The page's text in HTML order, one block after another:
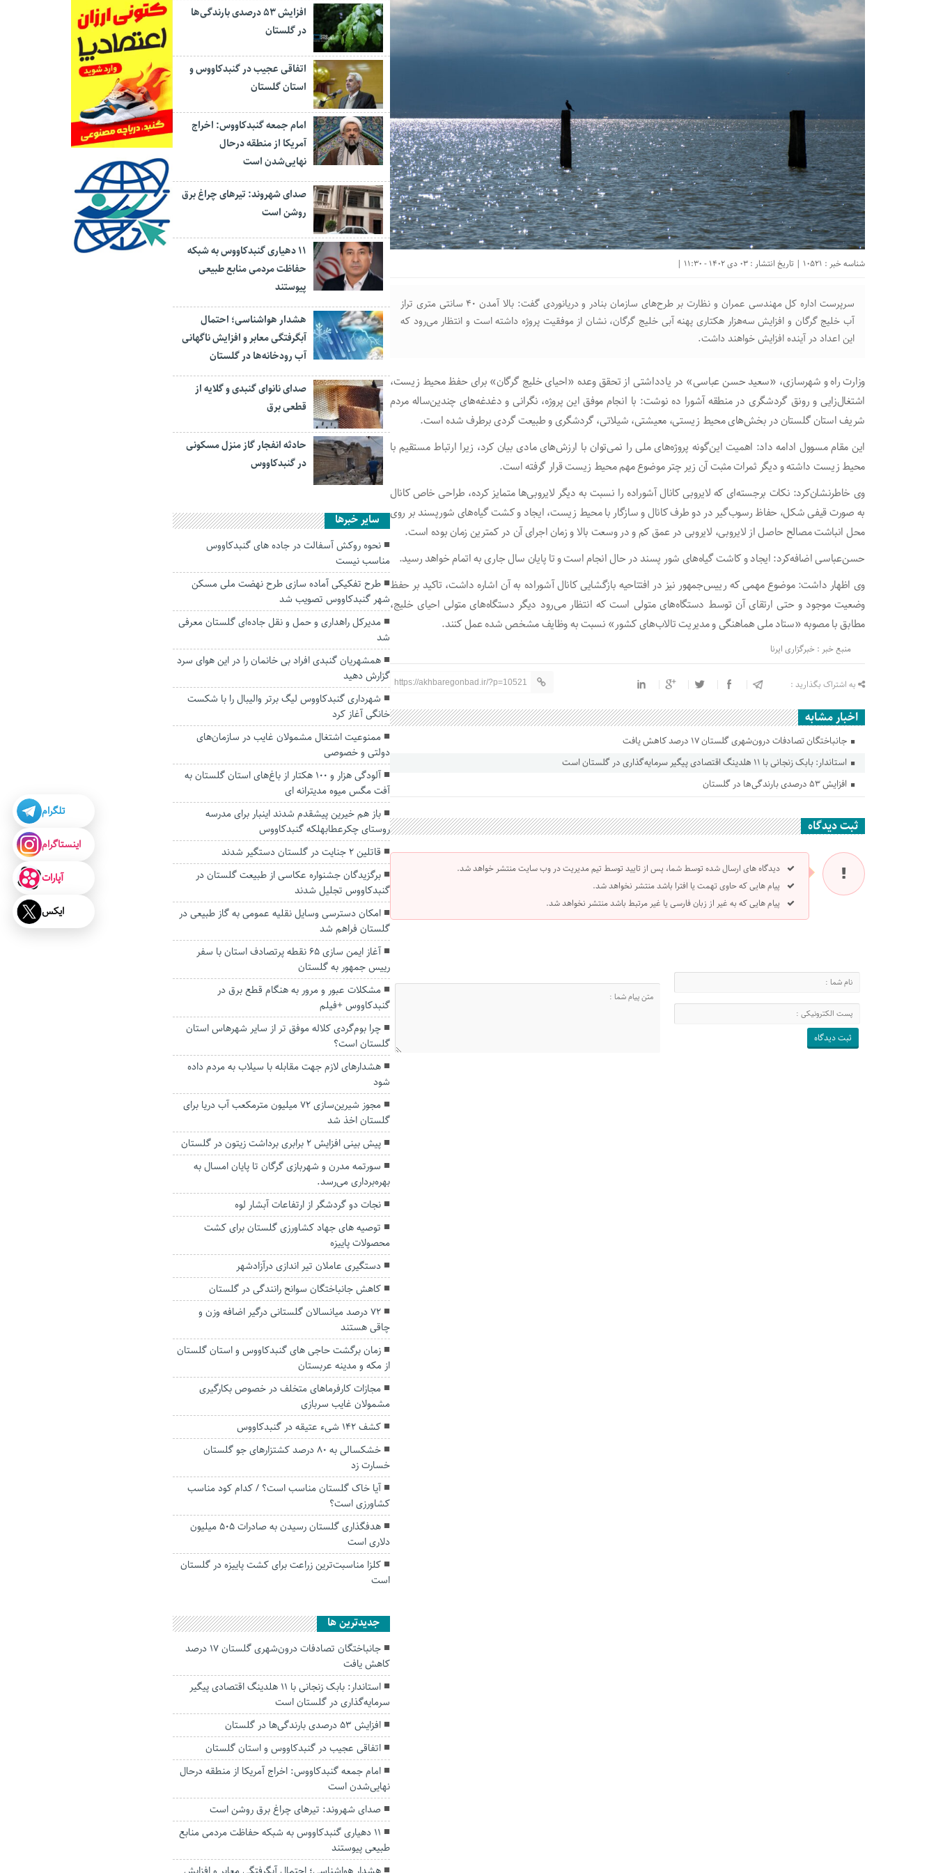
شناسه خبر : 10521 | تاریخ انتشار : 03 دی 1402 - 11:30 |
سرپرست اداره کل مهندسی عمران و نظارت بر طرح‌های سازمان بنادر و دریانوردی گفت: بالا آمدن ۴۰ سانتی متری تراز
آب خلیج گرگان و افزایش سه‌هزار هکتاری پهنه آبی خلیج گرگان، نشان از موفقیت پروژه داشته است و انتظار می‌رود که
این اعداد در آینده افزایش خواهند داشت.
وزارت راه و شهرسازی، «سعید حسن عباسی» در یادداشتی از تحقق وعده «احیای خلیج گرگان» برای حفظ محیط زیست،
اشتغال‌زایی و رونق گردشگری در منطقه آشورا ده نوشت: با انجام موفق این پروژه، نگرانی و دغدغه‌های چندین‌ساله مردم
شریف استان گلستان در بخش‌های محیط زیستی، معیشتی، شیلاتی، گردشگری و طبیعت گردی برطرف شده است.
این مقام مسوول ادامه‌ داد: اهمیت این‌گونه پروژه‌های ملی را نمی‌توان با ارزش‌های مادی بیان کرد، زیرا ارتباط مستقیم با
محیط زیست داشته و دیگر ثمرات مثبت آن زیر چتر موضوع مهم محیط زیست قرار گرفته است.
وی خاطرنشان‌کرد: نکات برجسته‌ای که لایروبی کانال آشوراده را نسبت به دیگر لایروبی‌ها متمایز کرده، طراحی خاص کانال
به صورت قیفی شکل، حفاظ رسوب‌گیر در دو طرف کانال و سازگار با محیط زیست، ایجاد و کشت گیاه‌های شورپسند بر روی
محل انباشت مصالح حاصل از لایروبی، لایروبی در عمق کم و در وسعت بالا و زمان اجرای آن در کمترین زمان بوده است.
حسن‌عباسی اضافه‌کرد: ایجاد و کاشت گیاه‌های شور پسند در حال انجام است و تا پایان سال جاری به اتمام خواهد رسید.
وی اظهار داشت: موضوع مهمی که رییس‌جمهور نیز در افتتاحیه بازگشایی کانال آشوراده به آن اشاره داشت، تاکید بر حفظ
وضعیت موجود و حتی ارتقای آن توسط دستگاه‌های متولی است که انتظار می‌رود دیگر دستگاه‌های متولی احیای خلیج،
مطابق با مصوبه «ستاد ملی هماهنگی و مدیریت تالاب‌های کشور» نسبت به وظایف مشخص شده عمل کنند.
منبع خبر : خبرگزاری ایرنا
به اشتراک بگذارید : https://akhbaregonbad.ir/?p=10521
اخبار مشابه
جانباختگان تصادفات درون‌شهری گلستان ۱۷ درصد کاهش یافت
استاندار: بابک زنجانی با ۱۱ هلدینگ اقتصادی پیگیر سرمایه‌گذاری در گلستان است
افزایش ۵۳ درصدی بارندگی‌ها در گلستان
ثبت دیدگاه
دیدگاه های ارسال شده توسط شما، پس از تایید توسط تیم مدیریت در وب سایت منتشر خواهد شد.
پیام هایی که حاوی تهمت یا افترا باشد منتشر نخواهد شد.
پیام هایی که به غیر از زبان فارسی یا غیر مرتبط باشد منتشر نخواهد شد.
افزایش ۵۳ درصدی بارندگی‌ها
در گلستان
اتفاقی عجیب در‌ گنبدکاووس و
استان گلستان
امام جمعه گنبدکاووس: اخراج
آمریکا از منطقه درحال
نهایی‌شدن است
صدای شهروند: تیرهای چراغ برق
روشن است
۱۱ دهیاری گنبدکاووس به شبکه
حفاظت مردمی منابع طبیعی
پیوستند
هشدار هواشناسی؛ احتمال
آبگرفتگی معابر و افزایش ناگهانی
آب رودخانه‌ها در گلستان
صدای نانوای گنبدی و گلایه از
قطعی برق
حادثه انفجار گاز منزل مسکونی
در گنبدکاووس
سایر خبرها
نحوه روکش آسفالت در جاده های گنبدکاووس
مناسب نیست
طرح تفکیکی آماده سازی طرح نهضت ملی مسکن
شهر گنبدکاووس تصویب شد
مدیرکل راهداری و حمل و نقل جاده‌ای گلستان معرفی
شد
همشهریان گنبدی افراد بی خانمان را در این هوای سرد
گزارش دهید
شهرداری گنبدکاووس لیگ برتر والیبال را با شکست
خانگی آغاز کرد
ممنوعیت اشتغال مشمولان غایب در سازمان‌های
دولتی و خصوصی
آلودگی هزار و ۱۰۰ هکتار از باغ‌های استان گلستان به
آفت مگس میوه مدیترانه ای
باز هم خیرین پیشقدم شدند اینبار برای مدرسه
روستای چکرعطابهلکه گنبدکاووس
قاتلین ۲ جنایت در گلستان دستگیر شدند
برگزیدگان جشنواره عکاسی از طبیعت گلستان در
گنبدکاووس تجلیل شدند
امکان دسترسی وسایل نقلیه عمومی به گاز طبیعی در
گلستان فراهم شد
آغاز ایمن سازی ۶۵ نقطه پرتصادف استان با سفر
رییس جمهور به گلستان
مشکلات عبور و مرور به هنگام قطع برق در
گنبدکاووس +فیلم
چرا بوم‌گردی کلاله موفق تر از سایر شهرهاس استان
گلستان است؟
هشدارهای لازم جهت مقابله با سیلاب به مردم داده
شود
مجوز شیرین‌سازی ۷۲ میلیون مترمکعب آب دریا برای
گلستان اخذ شد
پیش بینی افزایش ۲ برابری برداشت زیتون در گلستان
سورتمه مدرن و شهربازی گرگان تا پایان امسال به
بهره‌برداری می‌رسد.
نجات دو گردشگر از ارتفاعات آبشار لوه
توصیه های جهاد کشاورزی گلستان برای کشت
محصولات پاییزه
دستگیری عاملان تیر اندازی درآزادشهر
کاهش جانباختگان سوانح رانندگی در گلستان
۷۲ درصد میانسالان گلستانی درگیر اضافه وزن و
چاقی هستند
زمان برگشت حاجی های گنبدکاووس و استان گلستان
از مکه و مدینه عربستان
مجازات کارفرما‌های متخلف در خصوص بکارگیری
مشمولان غایب سربازی
کشف ۱۴۲ شیء عتیقه در گنبدکاووس
خشکسالی به ۸۰ درصد کشتزارهای جو گلستان
خسارت زد
آیا خاک گلستان مناسب است؟ / کدام کود مناسب
کشاورزی است؟
هدفگذاری گلستان رسیدن به صادرات ۵۰۵ میلیون
دلاری است
کلزا مناسبت‌ترین زراعت برای کشت پاییزه در گلستان
است
جديدترين ها
جانباختگان تصادفات درون‌شهری گلستان ۱۷ درصد
کاهش یافت
استاندار: بابک زنجانی با ۱۱ هلدینگ اقتصادی پیگیر
سرمایه‌گذاری در گلستان است
افزایش ۵۳ درصدی بارندگی‌ها در گلستان
اتفاقی عجیب در‌ گنبدکاووس و استان گلستان
امام جمعه گنبدکاووس: اخراج آمریکا از منطقه درحال
نهایی‌شدن است
صدای شهروند: تیرهای چراغ برق روشن است
۱۱ دهیاری گنبدکاووس به شبکه حفاظت مردمی منابع
طبیعی پیوستند
تلگرام
اینستاگرام
آپارات
ایکس